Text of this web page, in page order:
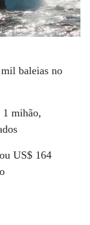
baleias no
1 mihão,
US$ 164